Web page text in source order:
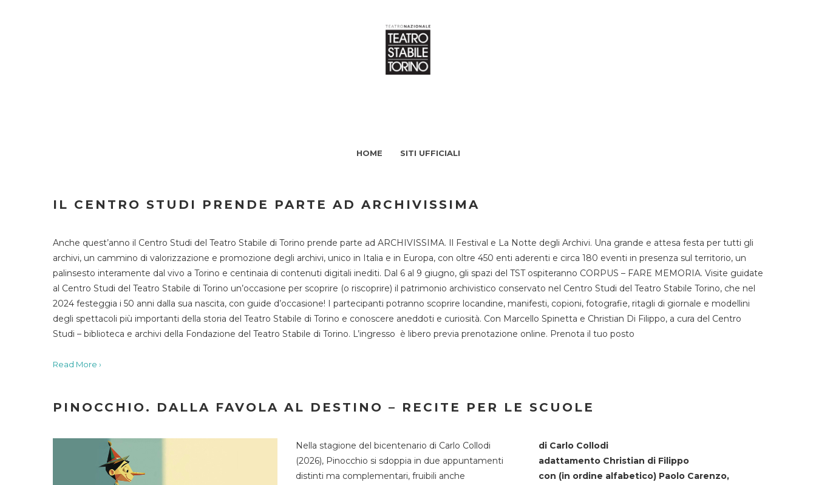
HOME SITI UFFICIALI
IL CENTRO STUDI PRENDE PARTE AD ARCHIVISSIMA
Anche quest’anno il Centro Studi del Teatro Stabile di Torino prende parte ad ARCHIVISSIMA. Il Festival e La Notte degli Archivi. Una grande e attesa festa per tutti gli
archivi, un cammino di valorizzazione e promozione degli archivi, unico in Italia e in Europa, con oltre 450 enti aderenti e circa 180 eventi in presenza sul territorio, un
palinsesto interamente dal vivo a Torino e centinaia di contenuti digitali inediti. Dal 6 al 9 giugno, gli spazi del TST ospiteranno CORPUS – FARE MEMORIA. Visite guidate
al Centro Studi del Teatro Stabile di Torino un’occasione per scoprire (o riscoprire) il patrimonio archivistico conservato nel Centro Studi del Teatro Stabile Torino, che nel
2024 festeggia i 50 anni dalla sua nascita, con guide d’occasione! I partecipanti potranno scoprire locandine, manifesti, copioni, fotografie, ritagli di giornale e modellini
degli spettacoli più importanti della storia del Teatro Stabile di Torino e conoscere aneddoti e curiosità. Con Marcello Spinetta e Christian Di Filippo, a cura del Centro
Studi – biblioteca e archivi della Fondazione del Teatro Stabile di Torino. L’ingresso è libero previa prenotazione online. Prenota il tuo posto
Read More ›
PINOCCHIO. DALLA FAVOLA AL DESTINO – RECITE PER LE SCUOLE
Nella stagione del bicentenario di Carlo Collodi
(2026), Pinocchio si sdoppia in due appuntamenti
distinti ma complementari, fruibili anche
di Carlo Collodi
adattamento Christian di Filippo
con (in ordine alfabetico) Paolo Carenzo,